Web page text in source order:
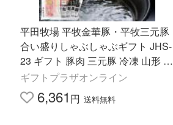
平田牧場 平牧金華豚・平牧三元豚
合い盛りしゃぶしゃぶギフト JHS-
23 ギフト 豚肉 三元豚 冷凍 山形 ご
挨拶 お礼 お祝い お返し 内祝い
ギフトプラザオンライン
6,361 円 送料無料